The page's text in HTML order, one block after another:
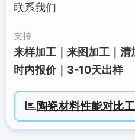
联系我们
支持
来样加工｜来图加工｜
时内报价｜3-10天出样
陶瓷材料性能对比